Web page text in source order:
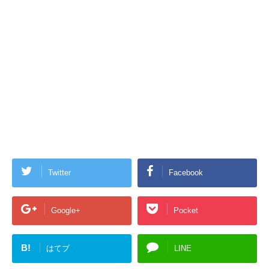
Twitter Facebook
Google+ Pocket
B! はてブ LINE